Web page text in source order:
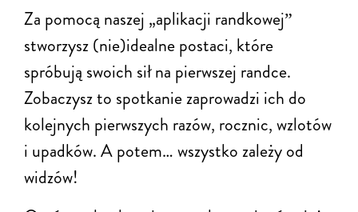
Za pomocą naszej „aplikacji randkowej”
stworzysz (nie)idealne postaci, które
spróbują swoich sił na pierwszej randce.
Zobaczysz to spotkanie zaprowadzi ich do
kolejnych pierwszych razów, rocznic, wzlotów
i upadków. A potem… wszystko zależy od
widzów!